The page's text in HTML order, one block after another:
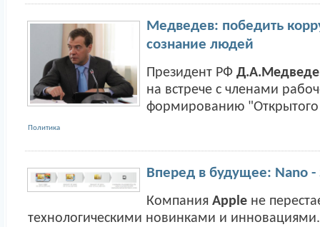
Медведев: победить
сознание людей
Президент РФ
на встрече с членами
формированию "Открытого
Политика
Вперед в будущее: Nano -
Компания Apple не
технологическими новинками и